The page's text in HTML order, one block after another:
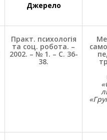
Джерело
Практ. психологія
та соц. робота. –
2002. – № 1. – С. 36-
38.